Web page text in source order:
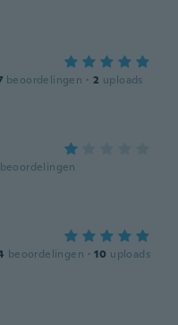
beoordelingen · 2 uploads
beoordelingen
beoordelingen · 10 uploads